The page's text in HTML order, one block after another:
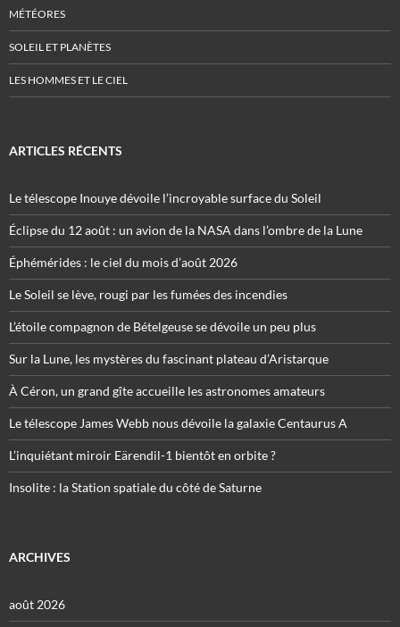
MÉTÉORES
SOLEIL ET PLANÈTES
LES HOMMES ET LE CIEL
ARTICLES RÉCENTS
Le télescope Inouye dévoile l’incroyable surface du Soleil
Éclipse du 12 août : un avion de la NASA dans l’ombre de la Lune
Éphémérides : le ciel du mois d’août 2026
Le Soleil se lève, rougi par les fumées des incendies
L’étoile compagnon de Bételgeuse se dévoile un peu plus
Sur la Lune, les mystères du fascinant plateau d’Aristarque
À Céron, un grand gîte accueille les astronomes amateurs
Le télescope James Webb nous dévoile la galaxie Centaurus A
L’inquiétant miroir Eärendil-1 bientôt en orbite ?
Insolite : la Station spatiale du côté de Saturne
ARCHIVES
août 2026